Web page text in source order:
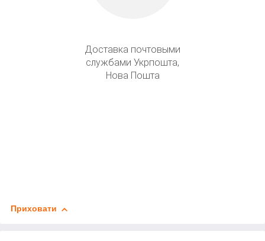
Доставка почтовыми
службами Укрпошта,
Нова Пошта
Приховати